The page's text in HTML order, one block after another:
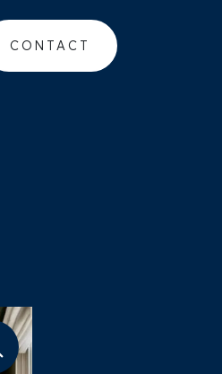
CONTACT